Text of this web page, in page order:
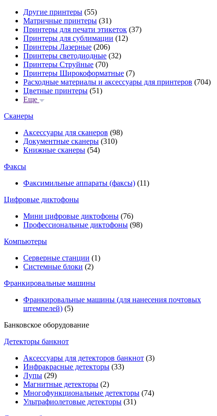
Другие принтеры (55)
Матричные принтеры (31)
Принтеры для печати этикеток (37)
Принтеры для сублимации (12)
Принтеры Лазерные (206)
Принтеры светодиодные (32)
Принтеры Струйные (70)
Принтеры Широкоформатные (7)
Расходные материалы и аксессуары для принтеров (704)
Цветные принтеры (51)
Еще
Сканеры
Аксессуары для сканеров (98)
Документные сканеры (310)
Книжные сканеры (54)
Факсы
Факсимильные аппараты (факсы) (11)
Цифровые диктофоны
Мини цифровые диктофоны (76)
Профессиональные диктофоны (98)
Компьютеры
Серверные станции (1)
Системные блоки (2)
Франкировальные машины
Франкировальные машины (для нанесения почтовых
штемпелей) (5)
Банковское оборудование
Детекторы банкнот
Аксессуары для детекторов банкнот (3)
Инфракрасные детекторы (33)
Лупы (29)
Магнитные детекторы (2)
Многофункциональные детекторы (74)
Ультрафиолетовые детекторы (31)